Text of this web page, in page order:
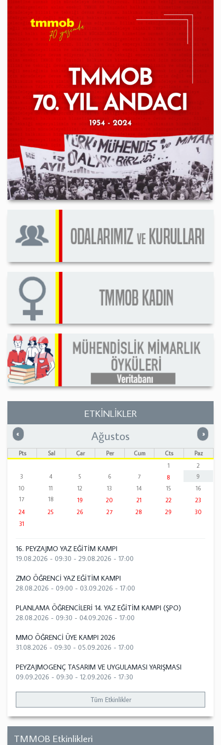
ETKİNLİKLER
« Önceki »
Ağustos
Pts Sal Çar Per Cum Cts
Paz
1
2
3
4 5 6 7 8
9
10
11 12 13 14 15
16
17
18 19 20 21 22
23
24
25 26 27 28 29
30
31
16. PEYZAJMO YAZ EĞİTİM KAMPI
19.08.2026 - 09:30 - 29.08.2026 - 17:00
ZMO ÖĞRENCİ YAZ EĞİTİM KAMPI
28.08.2026 - 09:00 - 03.09.2026 - 17:00
PLANLAMA ÖĞRENCİLERİ 14. YAZ EĞİTİM KAMPI (ŞPO)
28.08.2026 - 09:30 - 04.09.2026 - 17:00
MMO ÖĞRENCİ ÜYE KAMPI 2026
31.08.2026 - 09:30 - 05.09.2026 - 17:00
PEYZAJMOGENÇ TASARIM VE UYGULAMASI YARIŞMASI
09.09.2026 - 09:30 - 12.09.2026 - 17:30
Tüm Etkinlikler
TMMOB Etkinlikleri